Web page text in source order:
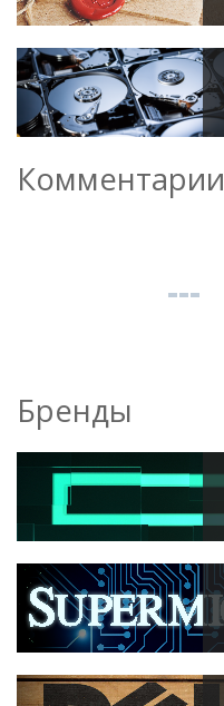
Комментарии
Бренды